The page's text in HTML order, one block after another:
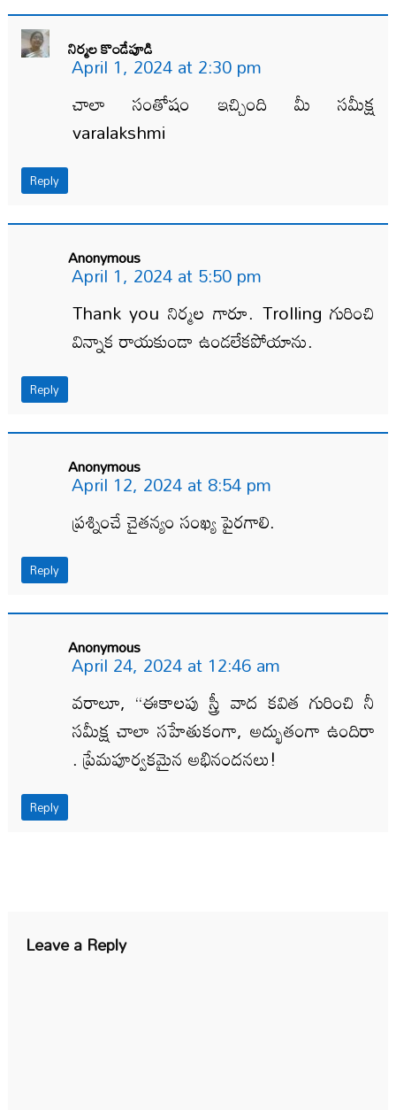
నిర్మల కొండేపూడి
April 1, 2024 at 2:30 pm
చాలా సంతోషం ఇచ్చింది మీ సమీక్ష
varalakshmi
Reply
Anonymous
April 1, 2024 at 5:50 pm
Thank you నిర్మల గారూ. Trolling గురించి
విన్నాక రాయకుండా ఉండలేకపోయాను.
Reply
Anonymous
April 12, 2024 at 8:54 pm
ప్రశ్నించే చైతన్యం సంఖ్య పైరగాలి.
Reply
Anonymous
April 24, 2024 at 12:46 am
వరాలూ, “ఈకాలపు స్త్రీ వాద కవిత గురించి నీ
సమీక్ష చాలా సహేతుకంగా, అద్భుతంగా ఉందిరా
. ప్రేమపూర్వకమైన అభినందనలు!
Reply
Leave a Reply